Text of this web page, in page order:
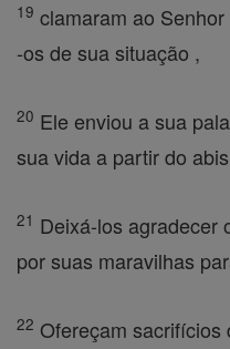
19 clamaram ao
-os de sua situação ,
20 Ele enviou a sua
sua vida a partir do
21 Deixá-los agradecer
por suas maravilhas
22 Ofereçam sacrifícios